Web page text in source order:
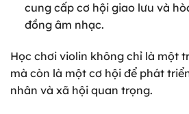
cung cấp cơ hội giao lưu và
đồng âm nhạc.
Học chơi violin không chỉ là một
mà còn là một cơ hội để phát
nhân và xã hội quan trọng.